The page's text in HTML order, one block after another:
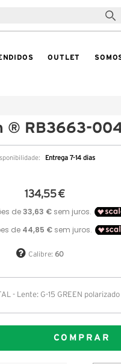
OUTLET
® RB3663-
Entrega 7-14 dias
134,55 €
Calibre: 60
- Lente: G-15 GREEN
COMPRAR